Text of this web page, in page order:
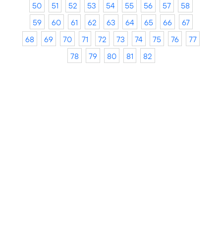
50
51 52 53 54 55 56 57
58
59
60 61 62 63 64 65 66
67
68
69 70 71 72 73 74 75 76
77
78
79 80 81 82